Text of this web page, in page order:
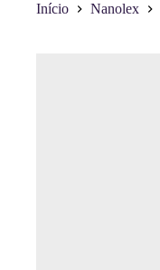
Início Nanolex